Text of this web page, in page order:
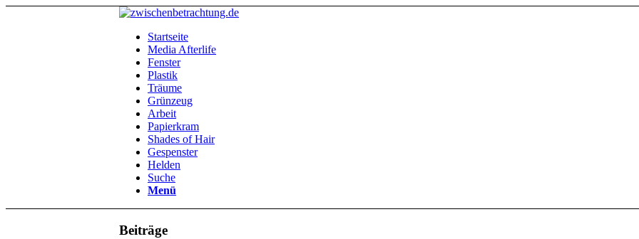
Startseite
Media Afterlife
Fenster
Plastik
Träume
Grünzeug
Arbeit
Papierkram
Shades of Hair
Gespenster
Helden
Suche
Menü
Beiträge